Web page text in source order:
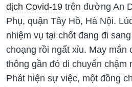
dịch Covid-19 trên đường An
Phụ, quận Tây Hồ, Hà Nội.
nhiệm vụ tại chốt đang đi
choạng rồi ngất xỉu. May mắn
thông gần đó di chuyển chậm
Phát hiện sự việc, một đồng